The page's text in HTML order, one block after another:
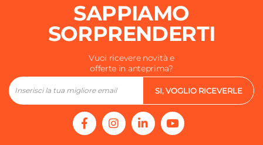
SAPPIAMO
SORPRENDERTI
Vuoi ricevere novità e
offerte in anteprima?
SI, VOGLIO RICEVERLE